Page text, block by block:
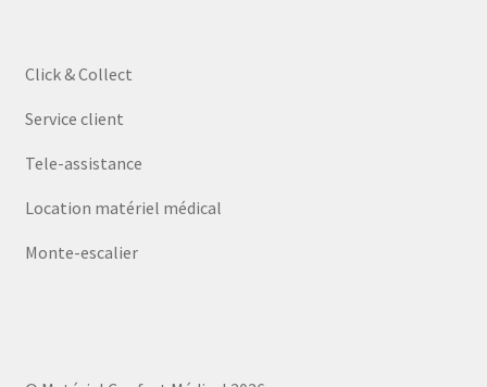
Click & Collect
Service client
Tele-assistance
Location matériel médical
Monte-escalier